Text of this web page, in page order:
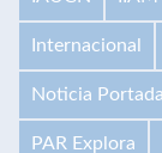
Internacional
Noticia Portada
PAR Explora